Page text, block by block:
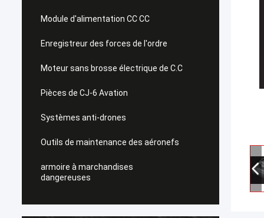
Module d'alimentation CC CC
Enregistreur des forces de l'ordre
Moteur sans brosse électrique de C.C
Pièces de CJ-6 Avation
Systèmes anti-drones
Outils de maintenance des aéronefs
armoire à marchandises
dangereuses